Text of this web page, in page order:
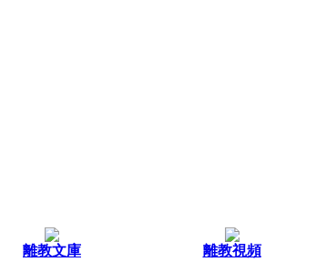
離教文庫 離教視頻